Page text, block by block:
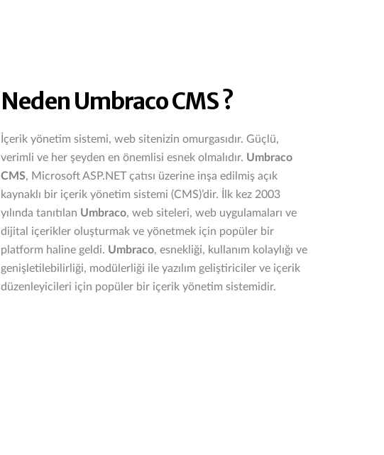
Neden Umbraco CMS ?
İçerik yönetim sistemi, web sitenizin omurgasıdır. Güçlü,
verimli ve her şeyden en önemlisi esnek olmalıdır. Umbraco
CMS, Microsoft ASP.NET çatısı üzerine inşa edilmiş açık
kaynaklı bir içerik yönetim sistemi (CMS)’dir. İlk kez 2003
yılında tanıtılan Umbraco, web siteleri, web uygulamaları ve
dijital içerikler oluşturmak ve yönetmek için popüler bir
platform haline geldi. Umbraco, esnekliği, kullanım kolaylığı ve
genişletilebilirliği, modülerliği ile yazılım geliştiriciler ve içerik
düzenleyicileri için popüler bir içerik yönetim sistemidir.